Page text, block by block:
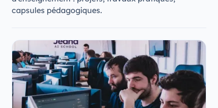
capsules pédagogiques.